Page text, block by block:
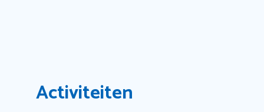
Activiteiten